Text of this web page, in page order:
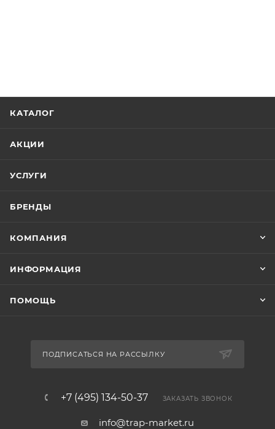
КАТАЛОГ
АКЦИИ
УСЛУГИ
БРЕНДЫ
КОМПАНИЯ
ИНФОРМАЦИЯ
ПОМОЩЬ
ПОДПИСАТЬСЯ НА РАССЫЛКУ
+7 (495) 134-50-37 ЗАКАЗАТЬ ЗВОНОК
info@trap-market.ru